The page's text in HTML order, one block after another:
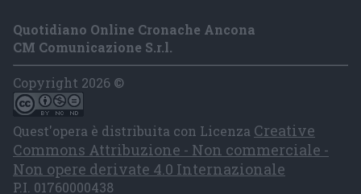
Quotidiano Online Cronache Ancona
CM Comunicazione S.r.l.
Copyright 2026 ©
Quest'opera è distribuita con Licenza Creative
Commons Attribuzione - Non commerciale -
Non opere derivate 4.0 Internazionale
P.I. 01760000438